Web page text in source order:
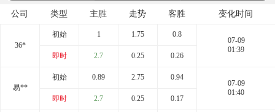
公司 类型 主胜 走势 客胜 变化时间
36*
初始 1 1.75 0.8
07-09
01:39
即时 2.7 0.25 0.26
易**
初始 0.89 2.75 0.94
07-09
01:40
即时 2.7 0.25 0.17